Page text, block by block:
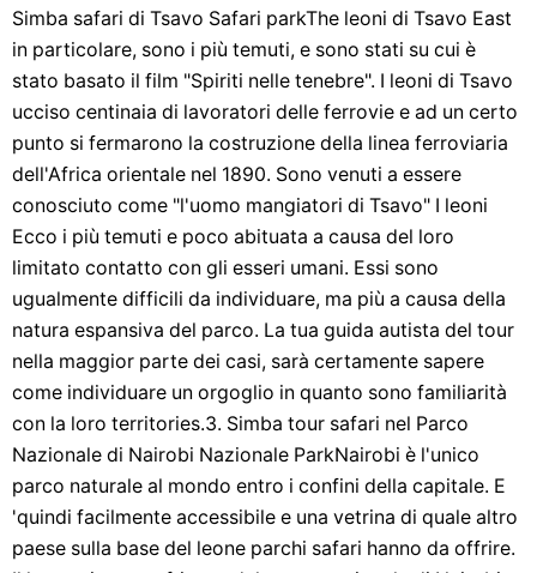
Simba safari di Tsavo Safari parkThe leoni di Tsavo East
in particolare, sono i più temuti, e sono stati su cui è
stato basato il film "Spiriti nelle tenebre". I leoni di Tsavo
ucciso centinaia di lavoratori delle ferrovie e ad un certo
punto si fermarono la costruzione della linea ferroviaria
dell'Africa orientale nel 1890. Sono venuti a essere
conosciuto come "l'uomo mangiatori di Tsavo" I leoni
Ecco i più temuti e poco abituata a causa del loro
limitato contatto con gli esseri umani. Essi sono
ugualmente difficili da individuare, ma più a causa della
natura espansiva del parco. La tua guida autista del tour
nella maggior parte dei casi, sarà certamente sapere
come individuare un orgoglio in quanto sono familiarità
con la loro territories.3. Simba tour safari nel Parco
Nazionale di Nairobi Nazionale ParkNairobi è l'unico
parco naturale al mondo entro i confini della capitale. E
'quindi facilmente accessibile e una vetrina di quale altro
paese sulla base del leone parchi safari hanno da offrire.